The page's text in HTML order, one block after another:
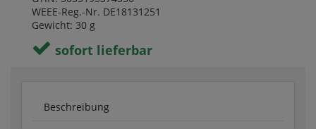
WEEE-Reg.-Nr. DE18131251
Gewicht: 30 g
sofort lieferbar
Beschreibung